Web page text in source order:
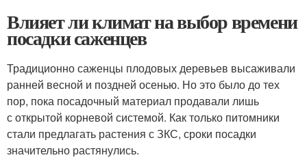
Влияет ли климат на выбор времени
посадки саженцев
Традиционно саженцы плодовых деревьев высаживали
ранней весной и поздней осенью. Но это было до тех
пор, пока посадочный материал продавали лишь
с открытой корневой системой. Как только питомники
стали предлагать растения с ЗКС, сроки посадки
значительно растянулись.